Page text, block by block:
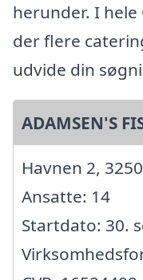
herunder. I
der flere
udvide din
ADAMSEN'S
Havnen 2,
Ansatte: 14
Startdato: 30.